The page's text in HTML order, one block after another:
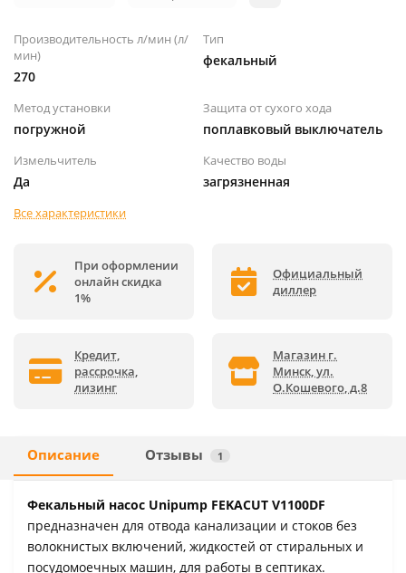
Производительность л/мин (л/
мин)
270
Тип
фекальный
Метод установки
погружной
Защита от сухого хода
поплавковый выключатель
Измельчитель
Да
Качество воды
загрязненная
Все характеристики
При оформлении
онлайн скидка
1%
Официальный
диллер
Кредит,
рассрочка,
лизинг
Магазин г.
Минск, ул.
О.Кошевого, д.8
Описание Отзывы 1
Фекальный насос Unipump FEKACUT V1100DF
предназначен для отвода канализации и стоков без
волокнистых включений, жидкостей от стиральных и
посудомоечных машин, для работы в септиках.